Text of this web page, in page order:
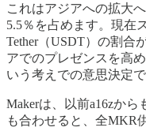
これはアジアへの拡大
5.5％を占めます。現在
Tether（USDT）の割合
アでのプレゼンスを高
いう考えでの意思決定で
Makerは、以前a16zか
も合わせると、全MKR